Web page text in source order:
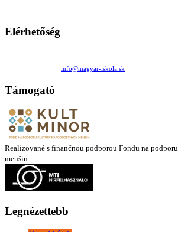
Elérhetőség
info@magyar-iskola.sk
Támogató
Realizované s finančnou podporou Fondu na
menšín
Legnézettebb